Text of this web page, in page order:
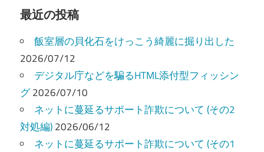
ビ
ゲ
ー
シ
ョ
ン
最近の投稿
飯室層の貝化石をけっこう綺麗に掘り出した
2026/07/12
デジタル庁などを騙るHTML添付型フィッシン
グ2026/07/10
ネットに蔓延るサポート詐欺について (その2
対処編)2026/06/12
ネットに蔓延るサポート詐欺について (その1